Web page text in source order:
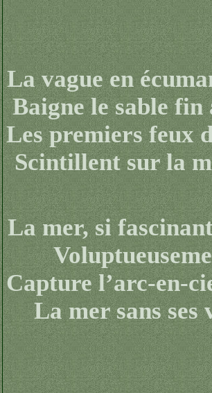
La vague en
Baigne le sable
Les premiers feux
Scintillent sur la
La mer, si
Capture l’arc-en-
La mer sans